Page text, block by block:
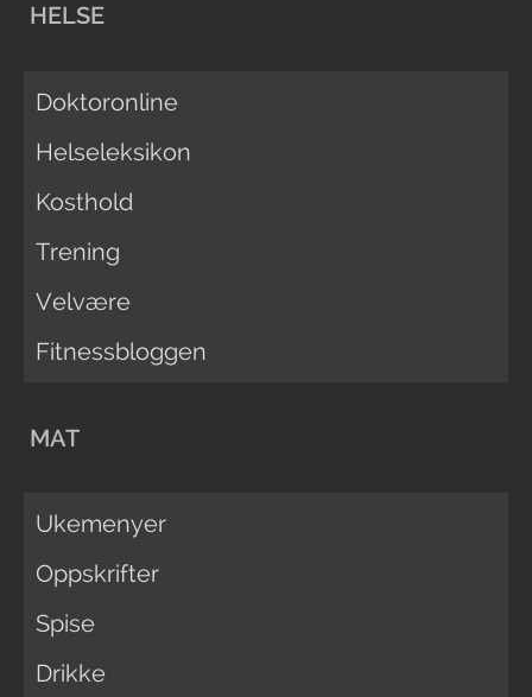
HELSE
Doktoronline
Helseleksikon
Kosthold
Trening
Velvære
Fitnessbloggen
MAT
Ukemenyer
Oppskrifter
Spise
Drikke